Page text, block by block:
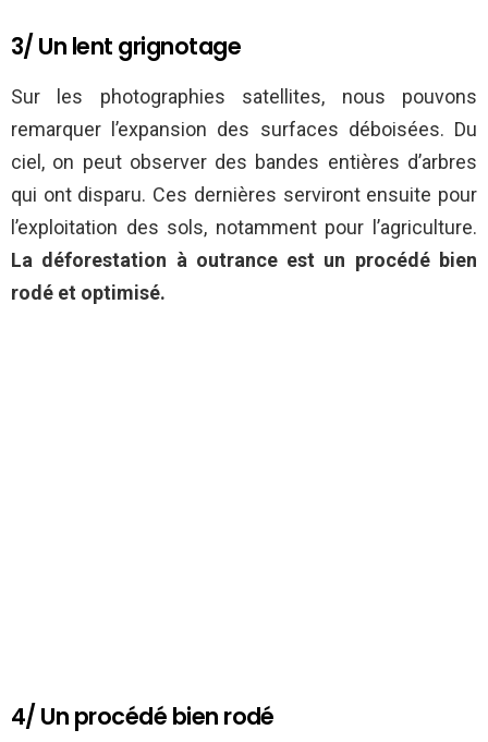
3/ Un lent grignotage
Sur les photographies satellites, nous pouvons
remarquer l’expansion des surfaces déboisées. Du
ciel, on peut observer des bandes entières d’arbres
qui ont disparu. Ces dernières serviront ensuite pour
l’exploitation des sols, notamment pour l’agriculture.
La déforestation à outrance est un procédé bien
rodé et optimisé.
4/ Un procédé bien rodé